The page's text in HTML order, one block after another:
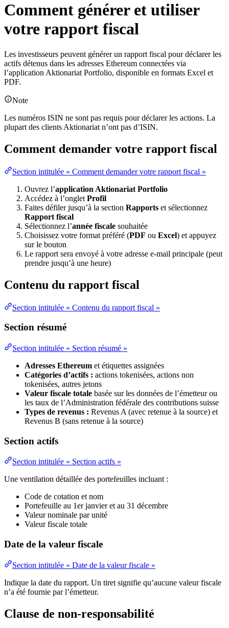
Comment générer et utiliser
votre rapport fiscal
Les investisseurs peuvent générer un rapport fiscal pour déclarer les
actifs détenus dans les adresses Ethereum connectées via
l’application Aktionariat Portfolio, disponible en formats Excel et
PDF.
Note
Les numéros ISIN ne sont pas requis pour déclarer les actions. La
plupart des clients Aktionariat n’ont pas d’ISIN.
Comment demander votre rapport fiscal
Section intitulée « Comment demander votre rapport fiscal »
Ouvrez l’application Aktionariat Portfolio
Accédez à l’onglet Profil
Faites défiler jusqu’à la section Rapports et sélectionnez
Rapport fiscal
Sélectionnez l’année fiscale souhaitée
Choisissez votre format préféré (PDF ou Excel) et appuyez
sur le bouton
Le rapport sera envoyé à votre adresse e-mail principale (peut
prendre jusqu’à une heure)
Contenu du rapport fiscal
Section intitulée « Contenu du rapport fiscal »
Section résumé
Section intitulée « Section résumé »
Adresses Ethereum et étiquettes assignées
Catégories d’actifs : actions tokenisées, actions non
tokenisées, autres jetons
Valeur fiscale totale basée sur les données de l’émetteur ou
les taux de l’Administration fédérale des contributions suisse
Types de revenus : Revenus A (avec retenue à la source) et
Revenus B (sans retenue à la source)
Section actifs
Section intitulée « Section actifs »
Une ventilation détaillée des portefeuilles incluant :
Code de cotation et nom
Portefeuille au 1er janvier et au 31 décembre
Valeur nominale par unité
Valeur fiscale totale
Date de la valeur fiscale
Section intitulée « Date de la valeur fiscale »
Indique la date du rapport. Un tiret signifie qu’aucune valeur fiscale
n’a été fournie par l’émetteur.
Clause de non-responsabilité